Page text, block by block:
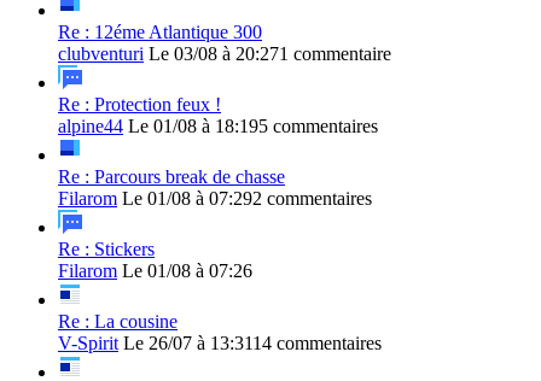
Re : 12éme Atlantique 300
clubventuri Le 03/08 à 20:271 commentaire
Re : Protection feux !
alpine44 Le 01/08 à 18:195 commentaires
Re : Parcours break de chasse
Filarom Le 01/08 à 07:292 commentaires
Re : Stickers
Filarom Le 01/08 à 07:26
Re : La cousine
V-Spirit Le 26/07 à 13:3114 commentaires